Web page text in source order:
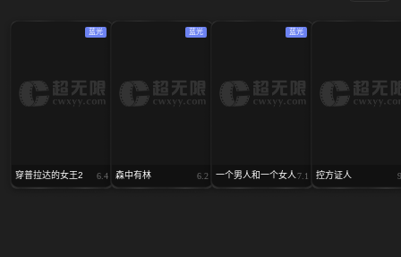
蓝光
穿普拉达的女王2 6.4
蓝光
森中有林 6.2
蓝光
一个男人和一个女人7.1 控方证人